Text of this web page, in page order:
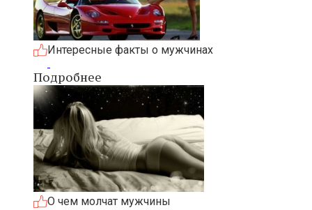
Интересные факты о мужчинах
Подробнее
О чем молчат мужчины